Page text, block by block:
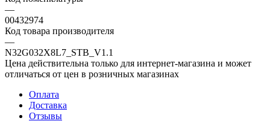
—
00432974
Код товара производителя
—
N32G032X8L7_STB_V1.1
Цена действительна только для интернет-магазина и может
отличаться от цен в розничных магазинах
Оплата
Доставка
Отзывы